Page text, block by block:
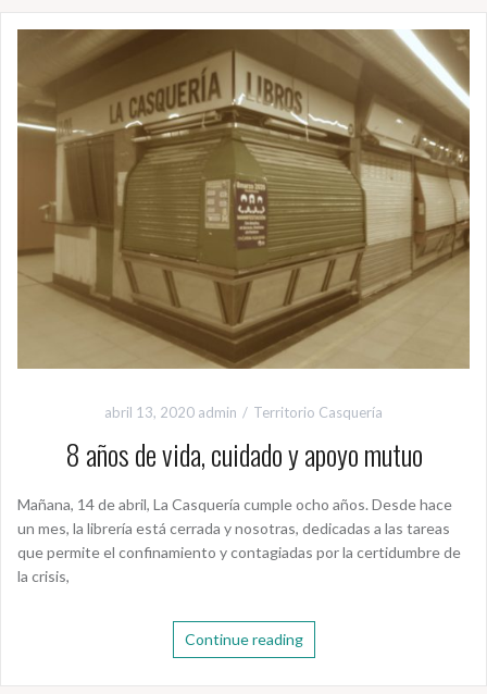
abril 13, 2020 admin Territorio Casquería
8 años de vida, cuidado y apoyo mutuo
Mañana, 14 de abril, La Casquería cumple ocho años. Desde hace
un mes, la librería está cerrada y nosotras, dedicadas a las tareas
que permite el confinamiento y contagiadas por la certidumbre de
la crisis,
Continue reading